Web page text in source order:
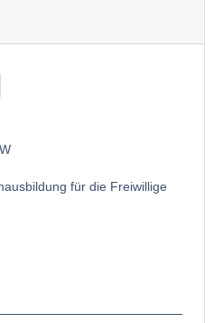
für die Freiwillige